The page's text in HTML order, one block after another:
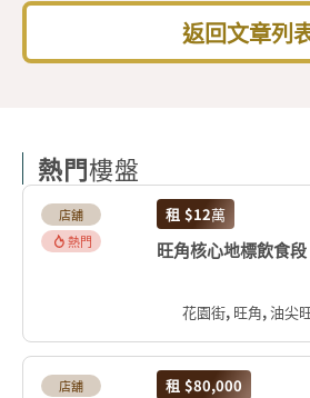
返回文章列
熱門樓盤
店舖
熱門
租 $12萬
旺角核心地標飲食段
花園街, 旺角, 油尖旺
店舖
租 $80,000